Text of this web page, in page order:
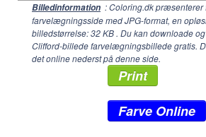
Billedinformation : Coloring.dk
farvelægningsside med JPG-format, en
billedstørrelse: 32 KB . Du kan downloade
Clifford-billede farvelægningsbillede gratis.
det online nederst på denne side.
Print
Farve Online